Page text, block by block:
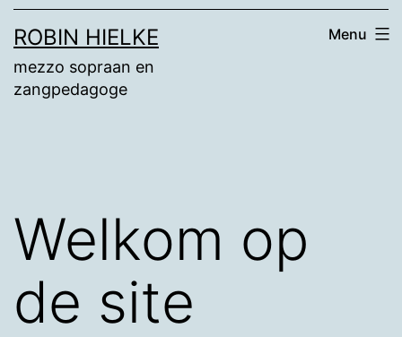
ROBIN HIELKE
mezzo sopraan en
zangpedagoge
Menu
Welkom op
de site